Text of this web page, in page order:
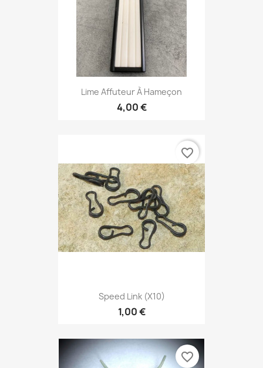
Lime Affuteur À Hameçon
4,00 €
Speed Link (x10)
1,00 €
favorite_border
favorite_border